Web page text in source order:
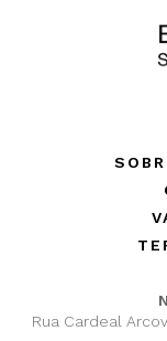
Rua Cardeal